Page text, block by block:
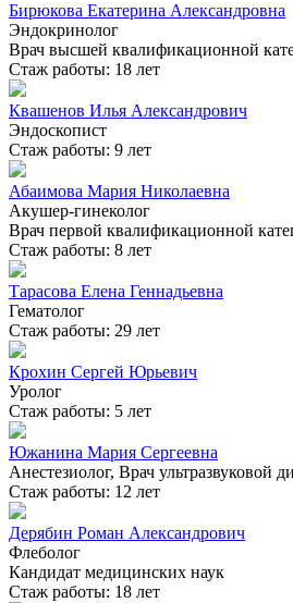
Бирюкова Екатерина Александровна
Эндокринолог
Врач высшей квалификационной
Стаж работы: 18 лет
Квашенов Илья Александрович
Эндоскопист
Стаж работы: 9 лет
Абаимова Мария Николаевна
Акушер-гинеколог
Врач первой квалификационной
Стаж работы: 8 лет
Тарасова Елена Геннадьевна
Гематолог
Стаж работы: 29 лет
Крохин Сергей Юрьевич
Уролог
Стаж работы: 5 лет
Южанина Мария Сергеевна
Анестезиолог, Врач ультразвуковой
Стаж работы: 12 лет
Дерябин Роман Александрович
Флеболог
Кандидат медицинских наук
Стаж работы: 18 лет